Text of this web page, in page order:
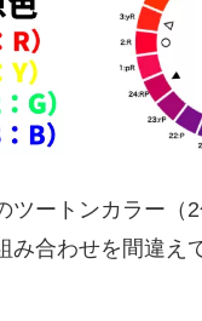
ツートンカラー（
み合わせを間違え